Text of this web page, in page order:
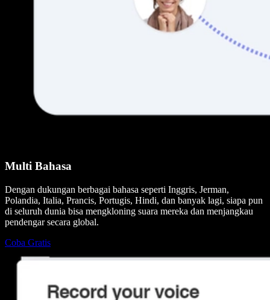
Multi Bahasa
Dengan dukungan berbagai bahasa seperti Inggris, Jerman,
Polandia, Italia, Prancis, Portugis, Hindi, dan banyak lagi, siapa pun
di seluruh dunia bisa mengkloning suara mereka dan menjangkau
pendengar secara global.
Coba Gratis